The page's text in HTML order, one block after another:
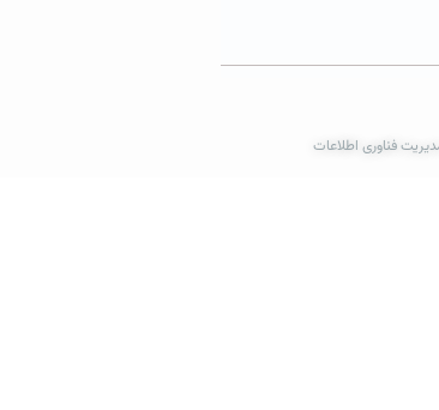
فناوری اطلاعات